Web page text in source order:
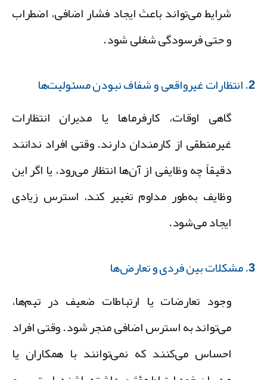
شرایط می‌تواند باعث ایجاد فشار اضافی، اضطراب
و حتی فرسودگی شغلی شود.
گاهی اوقات، کارفرماها یا مدیران انتظارات
غیرمنطقی از کارمندان دارند. وقتی افراد ندانند
دقیقاً چه وظایفی از آن‌ها انتظار می‌رود، یا اگر این
وظایف به‌طور مداوم تغییر کند، استرس زیادی
ایجاد می‌شود.
وجود تعارضات یا ارتباطات ضعیف در تیم‌ها،
می‌تواند به استرس اضافی منجر شود. وقتی افراد
احساس می‌کنند که نمی‌توانند با همکاران یا